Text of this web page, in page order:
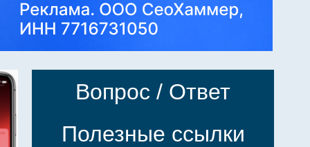
Вопрос / Ответ
Полезные ссылки